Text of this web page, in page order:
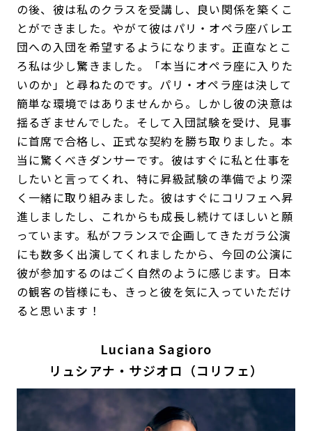
の後、彼は私のクラスを受講し、良い関係を築くこ
とができました。やがて彼はパリ・オペラ座バレエ
団への入団を希望するようになります。正直なとこ
ろ私は少し驚きました。「本当にオペラ座に入りた
いのか」と尋ねたのです。パリ・オペラ座は決して
簡単な環境ではありませんから。しかし彼の決意は
揺るぎませんでした。そして入団試験を受け、見事
に首席で合格し、正式な契約を勝ち取りました。本
当に驚くべきダンサーです。彼はすぐに私と仕事を
したいと言ってくれ、特に昇級試験の準備でより深
く一緒に取り組みました。彼はすぐにコリフェへ昇
進しましたし、これからも成長し続けてほしいと願
っています。私がフランスで企画してきたガラ公演
にも数多く出演してくれましたから、今回の公演に
彼が参加するのはごく自然のように感じます。日本
の観客の皆様にも、きっと彼を気に入っていただけ
ると思います！
Luciana Sagioro
リュシアナ・サジオロ（コリフェ）